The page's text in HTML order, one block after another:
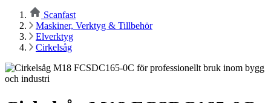
Scanfast
Maskiner, Verktyg & Tillbehör
Elverktyg
Cirkelsåg